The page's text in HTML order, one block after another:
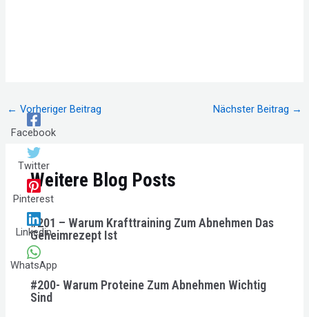
Facebook
Twitter
Pinterest
Linkedin
WhatsApp
Beitragsnavigation
← Vorheriger Beitrag Nächster Beitrag →
Weitere Blog Posts
#201 – Warum Krafttraining Zum Abnehmen Das
Geheimrezept Ist
#200- Warum Proteine Zum Abnehmen Wichtig
Sind